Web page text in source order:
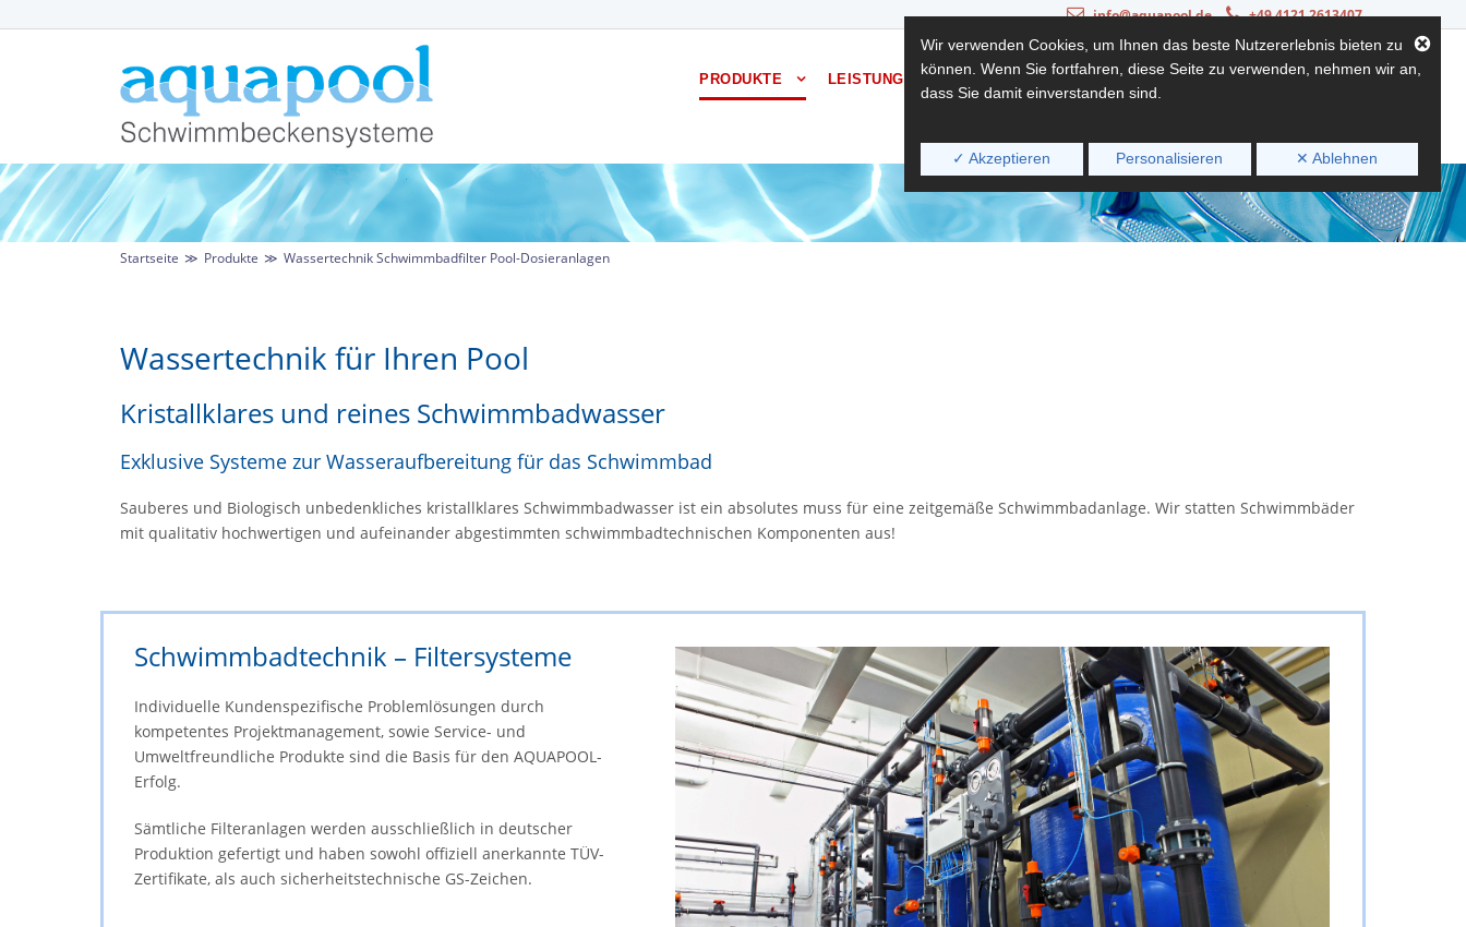
info@aquapool.de +49 4121 2613407
PRODUKTE LEISTUNGEN BERATUNG UNTERSTÜTZUNG NACHRICHT
Startseite ≫ Produkte ≫ Wassertechnik Schwimmbadfilter Pool-Dosieranlagen
Wassertechnik für Ihren Pool
Kristallklares und reines Schwimmbadwasser
Exklusive Systeme zur Wasseraufbereitung für das Schwimmbad
Sau­be­res und Bio­lo­gisch un­be­denk­li­ches kris­tall­kla­res Schwimm­bad­was­ser ist ein ab­so­lu­tes muss für eine zeitgemäße Schwimm­bad­an­la­ge. Wir statten Schwimmbäder
mit qua­li­ta­tiv hoch­wer­ti­gen und aufeinander abgestimmten schwimm­badtech­ni­schen Kom­po­nen­ten aus!
Schwimmbadtechnik – Filtersysteme
Individuelle Kundenspezifische Problemlösungen durch
kompetentes Projektmanagement, sowie Service- und
Umweltfreundliche Produkte sind die Basis für den AQUAPOOL-
Erfolg.
Sämtliche Filteranlagen werden ausschließlich in deutscher
Produktion gefertigt und haben sowohl offiziell anerkannte TÜV-
Zertifikate, als auch sicherheitstechnische GS-Zeichen.
Wir verwenden Cookies, um Ihnen das beste Nutzererlebnis bieten zu
können. Wenn Sie fortfahren, diese Seite zu verwenden, nehmen wir an,
dass Sie damit einverstanden sind.
✓ Akzeptieren Personalisieren ✕ Ablehnen